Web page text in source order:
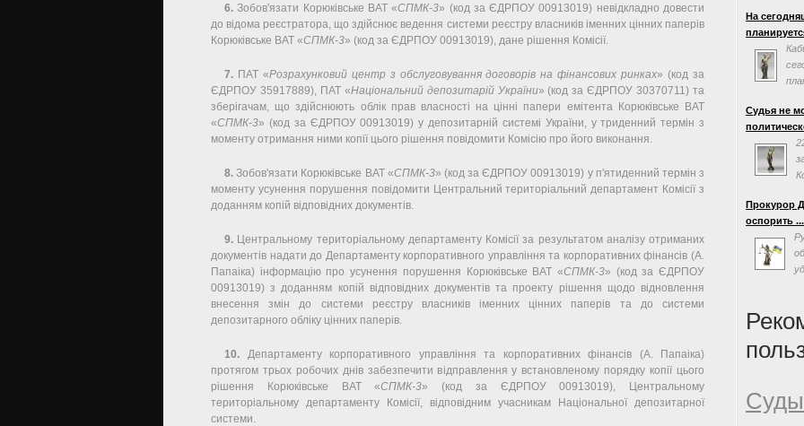
6. Зобов'язати Корюківське ВАТ «СПМК-3» (код за ЄДРПОУ 00913019) невідкладно довести
до відома реєстратора, що здійснює ведення системи реєстру власників іменних цінних паперів
Корюківське ВАТ «СПМК-3» (код за ЄДРПОУ 00913019), дане рішення Комісії.
7. ПАТ «Розрахунковий центр з обслуговування договорів на фінансових ринках» (код за
ЄДРПОУ 35917889), ПАТ «Національний депозитарій України» (код за ЄДРПОУ 30370711) та
зберігачам, що здійснюють облік прав власності на цінні папери емітента Корюківське ВАТ
«СПМК-3» (код за ЄДРПОУ 00913019) у депозитарній системі України, у триденний термін з
моменту отримання ними копії цього рішення повідомити Комісію про його виконання.
8. Зобов'язати Корюківське ВАТ «СПМК-3» (код за ЄДРПОУ 00913019) у п'ятиденний термін з
моменту усунення порушення повідомити Центральний територіальний департамент Комісії з
доданням копій відповідних документів.
9. Центральному територіальному департаменту Комісії за результатом аналізу отриманих
документів надати до Департаменту корпоративного управління та корпоративних фінансів (А.
Папаіка) інформацію про усунення порушення Корюківське ВАТ «СПМК-3» (код за ЄДРПОУ
00913019) з доданням копій відповідних документів та проекту рішення щодо відновлення
внесення змін до системи реєстру власників іменних цінних паперів та до системи
депозитарного обліку цінних паперів.
10. Департаменту корпоративного управління та корпоративних фінансів (А. Папаіка)
протягом трьох робочих днів забезпечити відправлення у встановленому порядку копії цього
рішення Корюківське ВАТ «СПМК-3» (код за ЄДРПОУ 00913019), Центральному
територіальному департаменту Комісії, відповідним учасникам Національної депозитарної
системи.
На
заседания
Судья не
власти на
Суда
«одним из
Прокурор
оспорить ...